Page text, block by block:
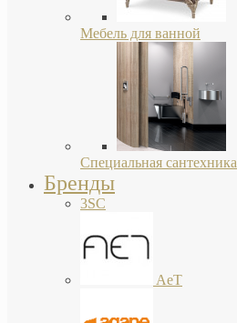
Мебель для ванной
Специальная сантехника
Бренды
3SC
AeT